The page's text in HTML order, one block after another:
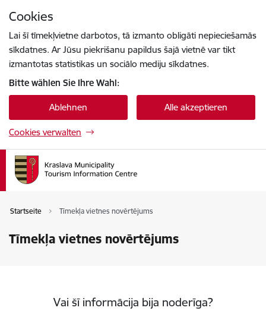
Cookies
Lai šī tīmekļvietne darbotos, tā izmanto obligāti nepieciešamās
sīkdatnes. Ar Jūsu piekrišanu papildus šajā vietnē var tikt
izmantotas statistikas un sociālo mediju sīkdatnes.
Bitte wählen Sie Ihre Wahl:
Ablehnen Alle akzeptieren
Cookies verwalten
Startseite Tīmekļa vietnes novērtējums
Tīmekļa vietnes novērtējums
Vai šī informācija bija noderīga?